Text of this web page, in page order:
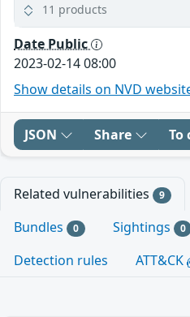
11 products
Date Public
2023-02-14 08:00
Show details on NVD
JSON Share To
Related vulnerabilities 9
Bundles 0 Sightings 0
Detection rules
ATT&CK